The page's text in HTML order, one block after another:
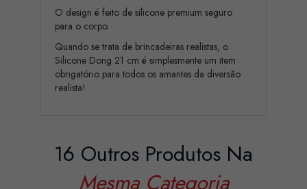
O design é feito de silicone premium seguro
para o corpo.
Quando se trata de brincadeiras realistas, o
Silicone Dong 21 cm é simplesmente um item
obrigatório para todos os amantes da diversão
realista!
16 Outros Produtos Na
Mesma Categoria